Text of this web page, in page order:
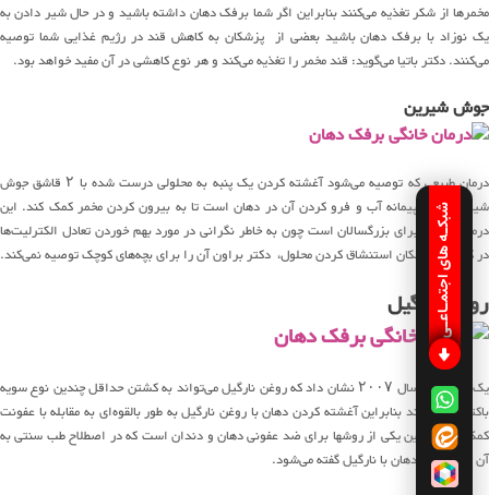
مخمرها از شکر تغذیه می‌کنند بنابراین اگر شما برفک دهان داشته باشید و در حال شیر دادن به
یک نوزاد با برفک دهان باشید بعضی از پزشکان به کاهش قند در رژیم غذایی شما توصیه
می‌کنند. دکتر باتیا می‌گوید: قند مخمر را تغذیه می‌کند و هر نوع کاهشی در آن مفید خواهد بود.
جوش شیرین
درمان طبیعی که توصیه می‌شود آغشته کردن یک پنبه به محلولی درست شده با ۲ قاشق جوش
شیرین و یک پیمانه آب و فرو کردن آن در دهان است تا به بیرون کردن مخمر کمک کند. این
درمان بیشتر برای بزرگسالان است چون به خاطر نگرانی در مورد بهم خوردن تعادل الکترلیت‌ها
در کودکان و امکان استنشاق کردن محلول، دکتر براون آن را برای بچه‌های کوچک توصیه نمی‌کند.
روغن نارگیل
یک مطالعه در سال ۲۰۰۷ نشان داد که روغن نارگیل می‌تواند به کشتن حداقل چندین نوع سویه
باکتری کمک کند بنابراین آغشته کردن دهان با روغن نارگیل به طور بالقوه‌ای به مقابله با عفونت
کمک می‌کند. این یکی از روشها برای ضد عفونی دهان و دندان است که در اصطلاح طب سنتی به
آن سیم کشی دهان با نارگیل گفته می‌شود.
شبکـه های اجتمـاعـی